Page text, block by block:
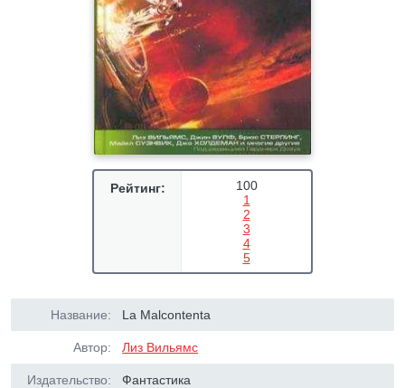
Рейтинг:
100
1
2
3
4
5
Название: La Malcontenta
Автор: Лиз Вильямс
Издательство: Фантастика